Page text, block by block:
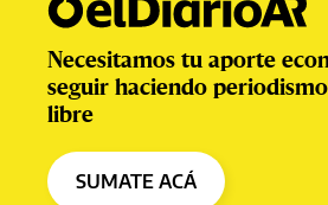
Necesitamos tu aporte
seguir haciendo
libre
SUMATE ACÁ